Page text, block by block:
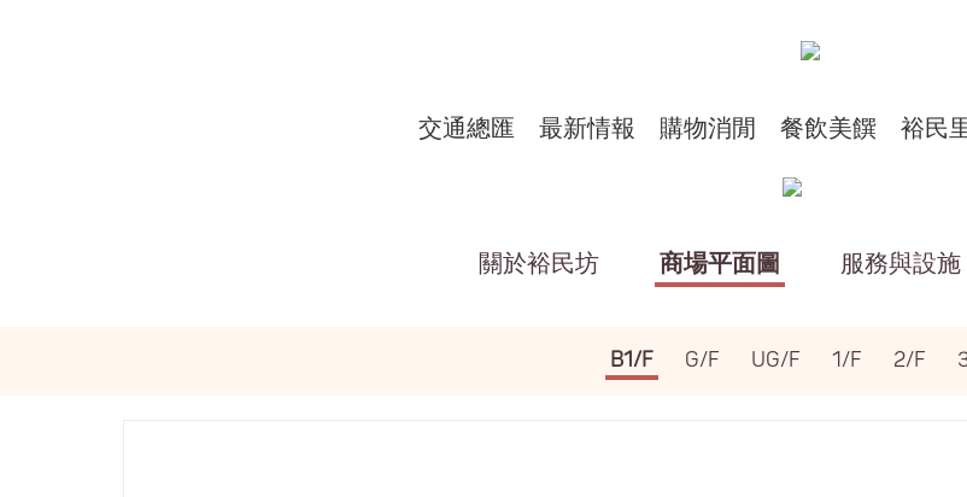
交通總匯 最新情報 購物消閒 餐飲美饌 裕民
關於裕民坊 商場平面圖 服務與設施
B1/F G/F UG/F 1/F 2/F